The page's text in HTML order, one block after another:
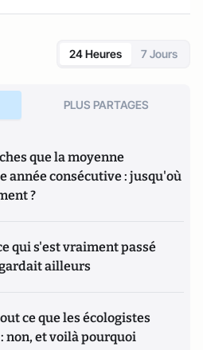
24 Heures 7 Jours
PLUS PARTAGES
que la moyenne
année consécutive : jusqu'où
?
qui s'est vraiment passé
ailleurs
ce que les écologistes
non, et voilà pourquoi